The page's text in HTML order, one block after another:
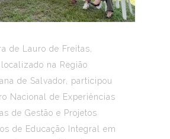
de Lauro de Freitas,
na Região
de Salvador, participou
Nacional de Experiências
de Gestão e Projetos
de Educação Integral em